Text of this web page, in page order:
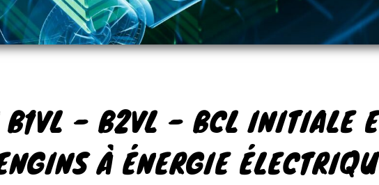
- B2VL - BCL INITIALE
À ÉNERGIE